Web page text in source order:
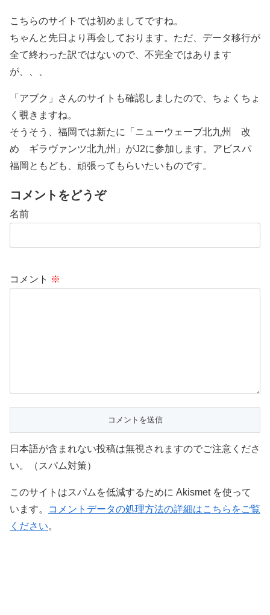
こちらのサイトでは初めましてですね。
ちゃんと先日より再会しております。ただ、データ移行が
全て終わった訳ではないので、不完全ではあります
が、、、
「アブク」さんのサイトも確認しましたので、ちょくちょ
く覗きますね。
そうそう、福岡では新たに「ニューウェーブ北九州 改
め ギラヴァンツ北九州」がJ2に参加します。アビスパ
福岡ともども、頑張ってもらいたいものです。
コメントをどうぞ
名前
コメント ※
日本語が含まれない投稿は無視されますのでご注意くださ
い。（スパム対策）
このサイトはスパムを低減するために Akismet を使って
います。
コメントデータの処理方法の詳細はこちらをご覧
ください。